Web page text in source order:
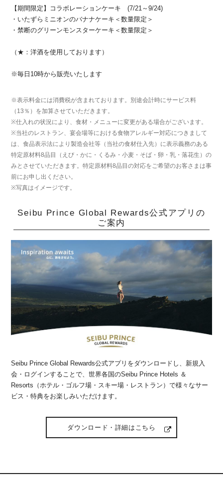
【期間限定】コラボレーションケーキ (7/21～9/24)
・いたずらミニオンのバナナケーキ＜数量限定＞
・禁断のグリーンモンスターケーキ＜数量限定＞
（★：洋酒を使用しております）
※毎日10時から販売いたします
※表示料金には消費税が含まれております。別途会計時にサービス料
（13％）を加算させていただきます。
※仕入れの状況により、食材・メニューに変更がある場合がございます。
※当社のレストラン、宴会場等における食物アレルギー対応につきまして
は、食品表示法により製造会社等（当社の食材仕入先）に表示義務のある
特定原材料8品目（えび・かに・くるみ・小麦・そば・卵・乳・落花生）の
みとさせていただきます。特定原材料8品目の対応をご希望のお客さまは事
前にお申し出ください。
※写真はイメージです。
Seibu Prince Global Rewards公式アプリの
ご案内
Seibu Prince Global Rewards公式アプリをダウンロードし、新規入
会・ログインすることで、世界各国のSeibu Prince Hotels ＆
Resorts（ホテル・ゴルフ場・スキー場・レストラン）で様々なサー
ビス・特典をお楽しみいただけます。
ダウンロード・詳細はこちら